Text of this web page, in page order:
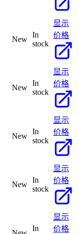
New
In
stock
显示
价格
New
In
stock
显示
价格
New
In
stock
显示
价格
New
In
stock
显示
价格
In
显示
价格